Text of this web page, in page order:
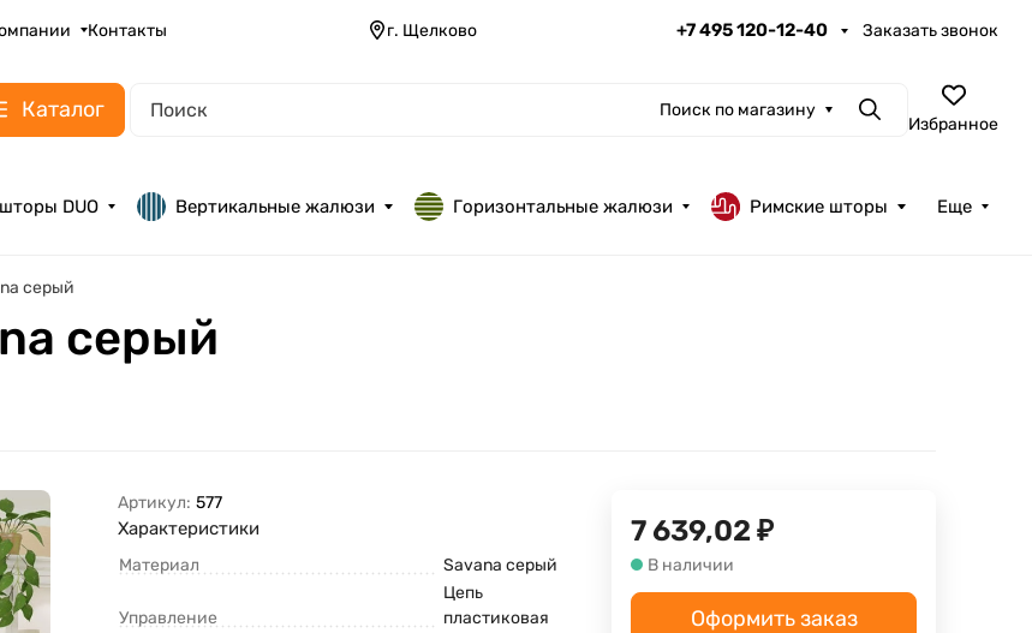
Контакты г. Щелково +7 495 120-12-40 Заказать звонок
Каталог Поиск по магазину ПоискИзбранное
DUO Вертикальные жалюзи Горизонтальные жалюзи Римские шторы Еще
серый
серый
Артикул: 577
Характеристики
Материал Savana серый
Управление
Цепь
пластиковая
7 639,02₽
В наличии
Оформить заказ